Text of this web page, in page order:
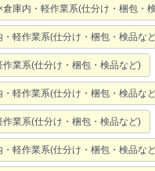
庫内・軽作業系(仕分け・梱包・
・軽作業系(仕分け・梱包・検品な
業系(仕分け・梱包・検品など)
・軽作業系(仕分け・梱包・検品な
業系(仕分け・梱包・検品など)
・軽作業系(仕分け・梱包・検品な